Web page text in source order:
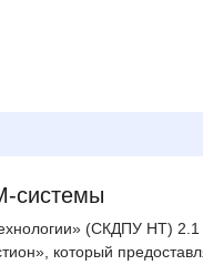
системы
(СКДПУ НТ)
который